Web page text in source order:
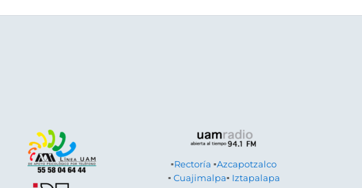
▪Rectoría ▪Azcapotzalco
▪ Cuajimalpa▪ Iztapalapa